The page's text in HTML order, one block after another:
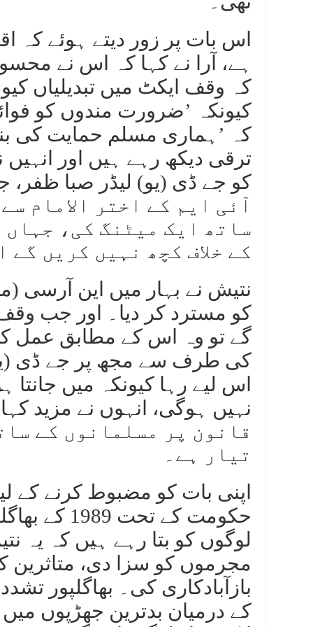
اس بات پر زور دیتے ہوئے کہ
ہے، آرا نے کہا کہ اس نے
کہ وقف ایکٹ میں تبدیلیاں
کیونکہ ’ضرورت مندوں کو
کہ ’ہماری مسلم حمایت کی
ترقی دیکھ رہے ہیں اور
آئی ایم کے اختر الامام
ساتھ ایک میٹنگ کی،
کے خلاف کچھ نہیں کریں
نتیش نے بہار میں این آرسی
کو مسترد کر دیا۔ اور جب وقف
گے تو وہ اس کے مطابق عمل
کی طرف سے مجھ پر جے ڈی (یو)
اس لیے رہا کیونکہ میں
قانون پر مسلمانوں کے
تیار ہے۔
اپنی بات کو مضبوط کرنے کے
حکومت کے
لوگوں کو بتا رہے ہیں کہ یہ
مجرموں کو سزا دی، متاثرین
بازآبادکاری کی۔ بھاگلپور
کے درمیان بدترین جھڑپوں